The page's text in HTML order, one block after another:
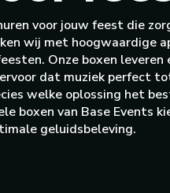
voor jouw feest die
wij met hoogwaardige
Onze boxen leveren
dat muziek perfect
welke oplossing het
boxen van Base Events
geluidsbeleving.